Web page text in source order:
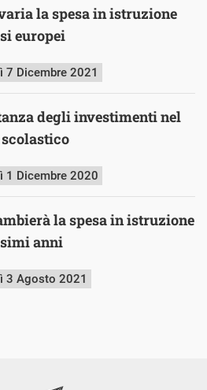
la spesa in istruzione
europei
7 Dicembre 2021
degli investimenti nel
1 Dicembre 2020
la spesa in istruzione
anni
3 Agosto 2021